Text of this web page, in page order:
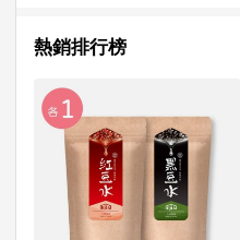
熱銷排行榜